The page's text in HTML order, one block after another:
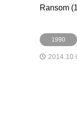
Ransom
1990